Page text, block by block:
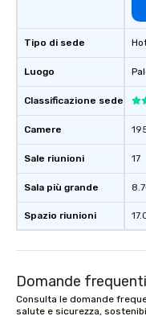
Tipo di sede
Luogo
Classificazione sede
Camere
Sale riunioni
Sala più grande
Spazio riunioni
17
Domande
Consulta le domande
salute e sicurezza,